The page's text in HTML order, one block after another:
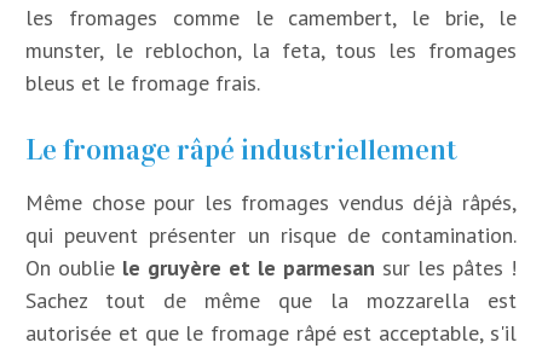
les fromages comme le camembert, le brie, le
munster, le reblochon, la feta, tous les fromages
bleus et le fromage frais.
Le fromage râpé industriellement
Même chose pour les fromages vendus déjà râpés,
qui peuvent présenter un risque de contamination.
On oublie le gruyère et le parmesan sur les pâtes !
Sachez tout de même que la mozzarella est
autorisée et que le fromage râpé est acceptable, s'il